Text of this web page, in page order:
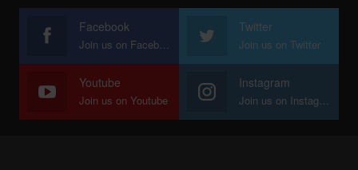
Facebook
Join us on Facebook
Twitter
Join us on Twitter
Youtube
Join us on Youtube
Instagram
Join us on Instagram